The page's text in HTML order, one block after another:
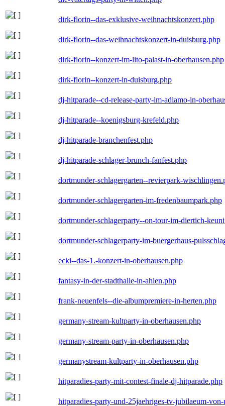
dirk-florin--das-exklusive-weihnachtskonzert.php
dirk-florin--das-weihnachtskonzert-in-duisburg.php
dirk-florin--konzert-im-lito-palast-in-oberhausen.php
dirk-florin--konzert-in-duisburg.php
dj-hitparade--cd-release-party-im-adiamo-in-
dj-hitparade--koenigsburg-krefeld.php
dj-hitparade-branchenfest.php
dj-hitparade-schlager-brunch-fanfest.php
dortmunder-schlagergarten--revierpark-
dortmunder-schlagergarten-im-fredenbaumpark.php
dortmunder-schlagerparty--on-tour-im-diertich-
dortmunder-schlagerparty-im-buergerhaus-
ecki--das-1.-konzert-in-oberhausen.php
fantasy-in-der-stadthalle-in-ahlen.php
frank-neuenfels--die-albumpremiere-in-herten.php
germany-stream-kultparty-in-oberhausen.php
germany-stream-party-in-oberhausen.php
germanystream-kultparty-in-oberhausen.php
hitparadies-party-mit-contest-finale-dj-hitparade.php
hitparadies-party-und-25jaehriges-tv-jubilaeum-